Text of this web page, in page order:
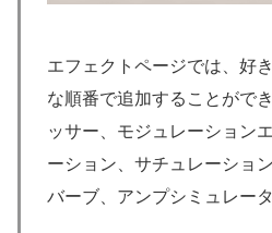
エフェクトページでは、好
な順番で追加することがで
ッサー、モジュレーション
ーション、サチュレーショ
バーブ、アンプシミュレー